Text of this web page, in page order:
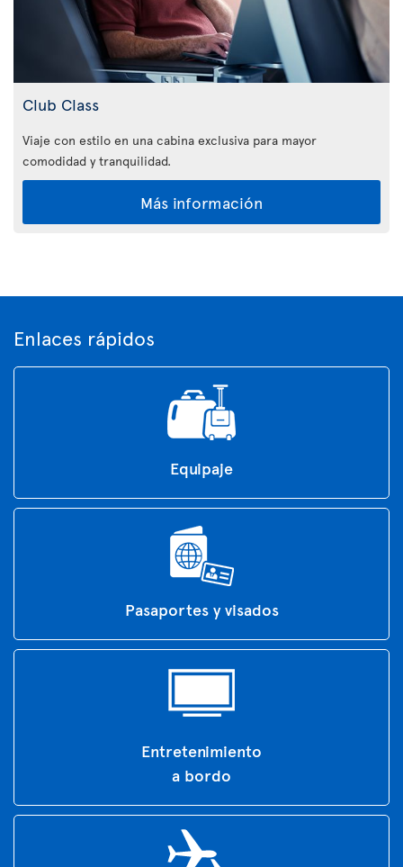
Club Class
Viaje con estilo en una cabina exclusiva para mayor
comodidad y tranquilidad.
Más información
Enlaces rápidos
Equipaje
Pasaportes y visados
Entretenimiento
a bordo